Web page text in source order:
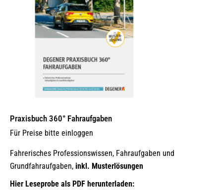
Praxisbuch 360° Fahraufgaben
Für Preise bitte einloggen
Fahrerisches Professionswissen, Fahraufgaben und
Grundfahraufgaben, inkl. Musterlösungen
Hier Leseprobe als PDF herunterladen: